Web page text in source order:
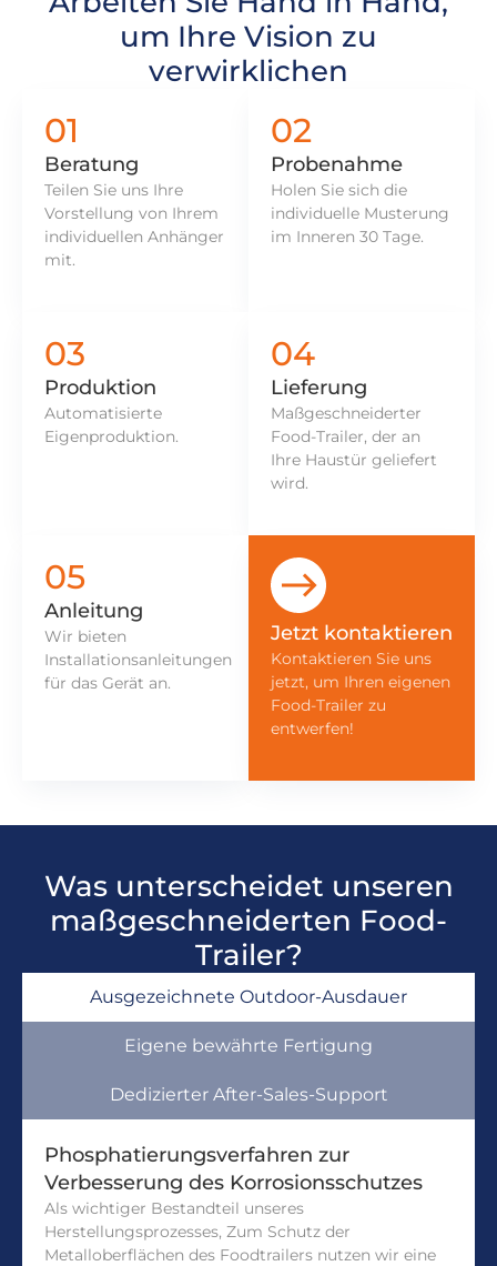
um Ihre Vision zu
verwirklichen
01
Beratung
Teilen Sie uns Ihre
Vorstellung von Ihrem
individuellen Anhänger
mit.
02
Probenahme
Holen Sie sich die
individuelle Musterung
im Inneren 30 Tage.
03
Produktion
Automatisierte
Eigenproduktion.
04
Lieferung
Maßgeschneiderter
Food-Trailer, der an
Ihre Haustür geliefert
wird.
05
Anleitung
Wir bieten
Installationsanleitungen
für das Gerät an.
Jetzt kontaktieren
Kontaktieren Sie uns
jetzt, um Ihren eigenen
Food-Trailer zu
entwerfen!
Was unterscheidet unseren
maßgeschneiderten Food-
Trailer?
Ausgezeichnete Outdoor-Ausdauer
Eigene bewährte Fertigung
Dedizierter After-Sales-Support
Phosphatierungsverfahren zur
Verbesserung des Korrosionsschutzes
Als wichtiger Bestandteil unseres
Herstellungsprozesses, Zum Schutz der
Metalloberflächen des Foodtrailers nutzen wir eine